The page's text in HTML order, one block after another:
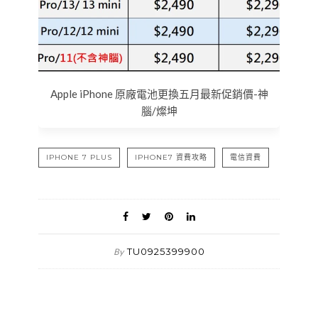
Apple iPhone 原廠電池更換五月最新促銷價-神
腦/燦坤
IPHONE 7 PLUS IPHONE7 資費攻略 電信資費
By TU0925399900